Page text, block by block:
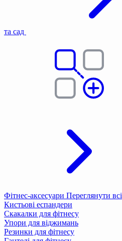
та сад
Фітнес-аксесуари Переглянути всі
Кистьові еспандери
Скакалки для фітнесу
Упори для віджимань
Резинки для фітнесу